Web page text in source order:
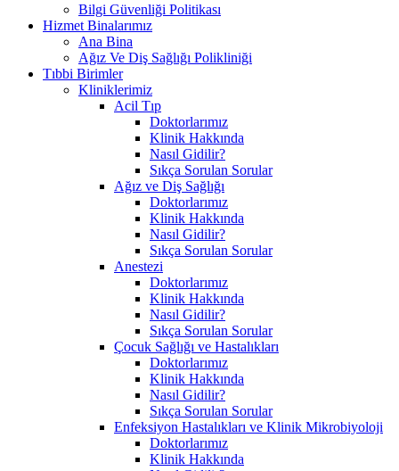
Bilgi Güvenliği Politikası
Hizmet Binalarımız
Ana Bina
Ağız Ve Diş Sağlığı Polikliniği
Tıbbi Birimler
Kliniklerimiz
Acil Tıp
Doktorlarımız
Klinik Hakkında
Nasıl Gidilir?
Sıkça Sorulan Sorular
Ağız ve Diş Sağlığı
Doktorlarımız
Klinik Hakkında
Nasıl Gidilir?
Sıkça Sorulan Sorular
Anestezi
Doktorlarımız
Klinik Hakkında
Nasıl Gidilir?
Sıkça Sorulan Sorular
Çocuk Sağlığı ve Hastalıkları
Doktorlarımız
Klinik Hakkında
Nasıl Gidilir?
Sıkça Sorulan Sorular
Enfeksiyon Hastalıkları ve Klinik Mikrobiyoloji
Doktorlarımız
Klinik Hakkında